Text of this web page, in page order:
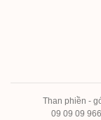
Than phiền -
09 09 09